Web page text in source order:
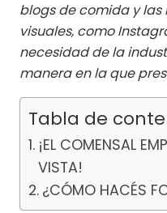
blogs de comida y
visuales, como
necesidad de la
manera en la que
Tabla de
¡EL COMENSAL
VISTA!
¿CÓMO HACÉS